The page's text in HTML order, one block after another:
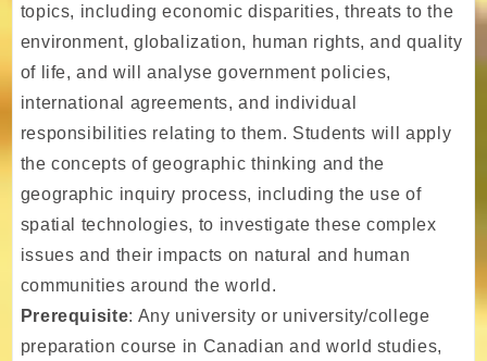
topics, including economic disparities, threats to the
environment, globalization, human rights, and quality
of life, and will analyse government policies,
international agreements, and individual
responsibilities relating to them. Students will apply
the concepts of geographic thinking and the
geographic inquiry process, including the use of
spatial technologies, to investigate these complex
issues and their impacts on natural and human
communities around the world.
Prerequisite: Any university or university/college
preparation course in Canadian and world studies,